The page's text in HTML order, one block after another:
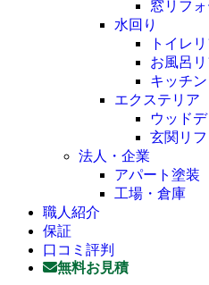
窓リフ
水回り
トイレ
お風呂
キッチ
エクステリア
ウッド
玄関リ
法人・企業
アパート塗装
工場・倉庫
職人紹介
保証
口コミ評判
無料お見積